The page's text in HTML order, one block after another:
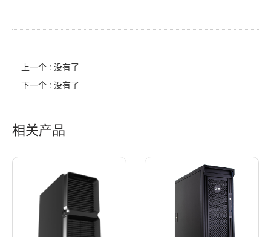
上一个 : 没有了
下一个 : 没有了
相关产品